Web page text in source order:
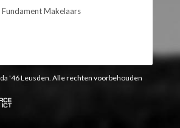
Fundament Makelaars
'46 Leusden. Alle rechten voorbehouden